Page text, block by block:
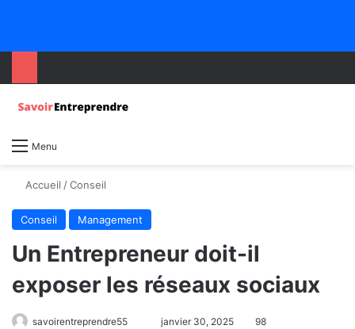
Menu
Accueil /Conseil
Conseil Management
Un Entrepreneur doit-il
exposer les réseaux sociaux
savoirentreprendre55 janvier 30, 2025 98